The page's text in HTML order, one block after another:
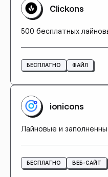
Clickons
500 бесплатных
БЕСПЛАТНО ФАЙЛ
ionicons
Лайновые и
БЕСПЛАТНО ВЕБ-САЙТ